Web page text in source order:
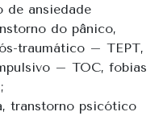
de ansiedade
do pânico,
traumático – TEPT,
– TOC, fobias
transtorno psicótico